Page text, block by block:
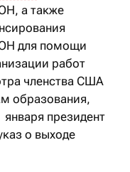
а также
для помощи
работ
членства США
образования,
президент
о выходе